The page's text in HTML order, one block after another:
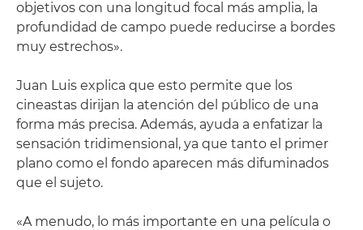
objetivos con una longitud focal más amplia, la
profundidad de campo puede reducirse a bordes
muy estrechos».
Juan Luis explica que esto permite que los
cineastas dirijan la atención del público de una
forma más precisa. Además, ayuda a enfatizar la
sensación tridimensional, ya que tanto el primer
plano como el fondo aparecen más difuminados
que el sujeto.
«A menudo, lo más importante en una película o